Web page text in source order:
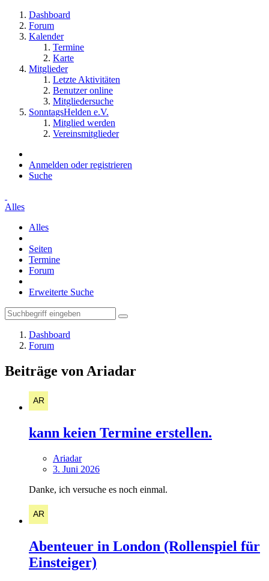
Dashboard
Forum
Kalender
Termine
Karte
Mitglieder
Letzte Aktivitäten
Benutzer online
Mitgliedersuche
SonntagsHelden e.V.
Mitglied werden
Vereinsmitglieder
Anmelden oder registrieren
Suche
Alles
Alles
Seiten
Termine
Forum
Erweiterte Suche
Dashboard
Forum
Beiträge von Ariadar
kann keien Termine erstellen.
Ariadar
3. Juni 2026
Danke, ich versuche es noch einmal.
Abenteuer in London (Rollenspiel für
Einsteiger)